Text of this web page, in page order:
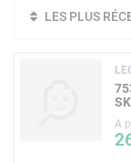
LES PLUS
A